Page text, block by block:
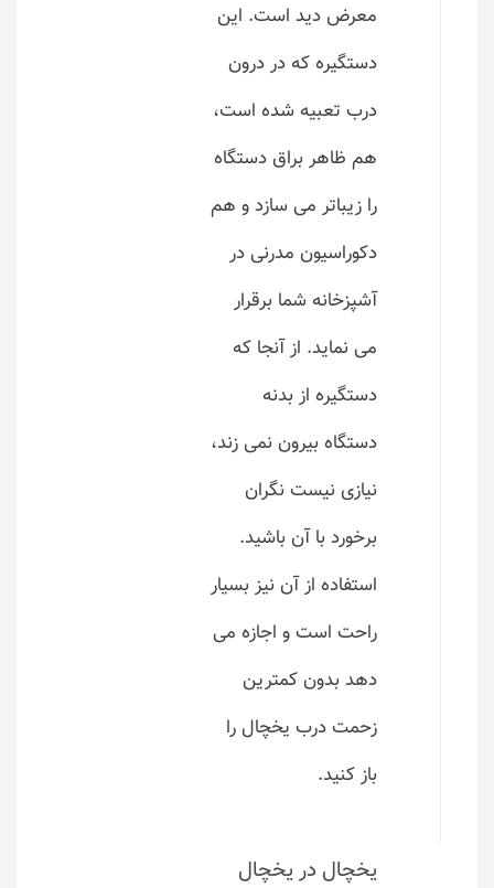
معرض دید است. این
دستگیره که در درون
درب تعبیه شده است،
هم ظاهر براق دستگاه
را زیباتر می سازد و هم
دکوراسیون مدرنی در
آشپزخانه شما برقرار
می نماید. از آنجا که
دستگیره از بدنه
دستگاه بیرون نمی زند،
نیازی نیست نگران
برخورد با آن باشید.
استفاده از آن نیز بسیار
راحت است و اجازه می
دهد بدون کمترین
زحمت درب یخچال را
باز کنید.
یخچال در یخچال